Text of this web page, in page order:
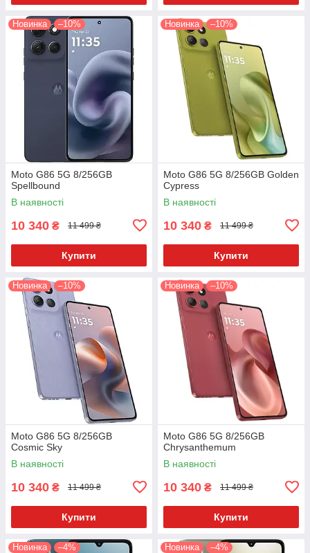
Новинка –10%
Moto G86 5G 8/256GB
Spellbound
В наявності
10 340 ₴ 11 499 ₴
Купити
Новинка –10%
Moto G86 5G 8/256GB Golden
Cypress
В наявності
10 340 ₴ 11 499 ₴
Купити
Новинка –10%
Moto G86 5G 8/256GB
Cosmic Sky
В наявності
10 340 ₴ 11 499 ₴
Купити
Новинка –10%
Moto G86 5G 8/256GB
Chrysanthemum
В наявності
10 340 ₴ 11 499 ₴
Купити
Новинка –4% Новинка –4%